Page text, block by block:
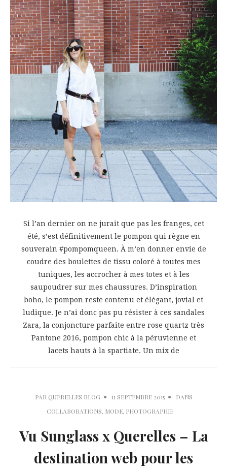
Si l’an dernier on ne jurait que pas les franges, cet
été, s’est définitivement le pompon qui règne en
souverain #pompomqueen. À m’en donner envie de
coudre des boulettes de tissu coloré à toutes mes
tuniques, les accrocher à mes totes et à les
saupoudrer sur mes chaussures. D’inspiration
boho, le pompon reste contenu et élégant, jovial et
ludique. Je n’ai donc pas pu résister à ces sandales
Zara, la conjoncture parfaite entre rose quartz très
Pantone 2016, pompon chic à la péruvienne et
lacets hauts à la spartiate. Un mix de
PAR QUERELLES BLOG 11 SEPTEMBRE 2015
DANS
COLLABORATIONS, MODE, PHOTOGRAPHIE
Vu Sunglass x Querelles – La
destination web pour les